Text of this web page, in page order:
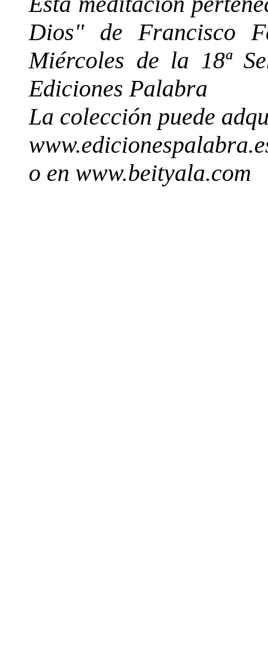
Dios" de Francisco
Miércoles de la 18ª
Ediciones Palabra
La colección puede
o en www.beityala.com